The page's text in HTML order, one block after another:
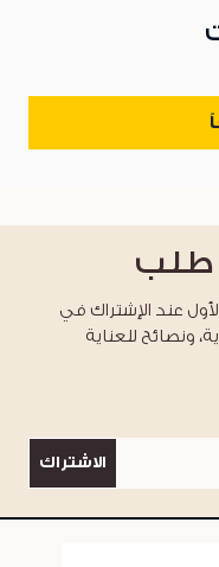
طلب
طلبكم الأول عند الإشتراك في
ونصائح للعناية
الاشتراك